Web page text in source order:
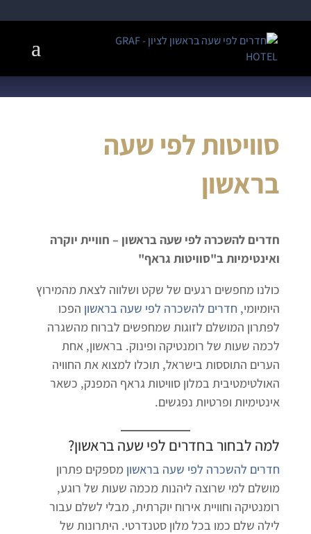
סוויטות לפי שעה
בראשון
חדרים להשכרה לפי שעה בראשון – חוויית יוקרה
ואינטימיות ב"סוויטות גראף"
כולנו מחפשים רגעים של שקט ושלווה לצאת מהמירוץ
היומיומי, חדרים להשכרה לפי שעה בראשון הפכו
לפתרון המושלם לזוגות שמחפשים לברוח מהשגרה
לכמה שעות של רומנטיקה ופינוק. בראשון, אחת
הערים התוססות בישראל, תוכלו למצוא את החוויה
האולטימטיבית במלון סוויטות גראף המפנק, כשאר
אינטימיות ופרטיות נפגשים.
למה לבחור בחדרים לפי שעה בראשון?
חדרים להשכרה לפי שעה בראשון מספקים פתרון
מושלם למי שרוצה ליהנות מכמה שעות של רוגע,
רומנטיקה וחוויית אירוח יוקרתית, מבלי לשלם עבור
לילה שלם כמו בכל מלון סטנדרטי. היתרונות של